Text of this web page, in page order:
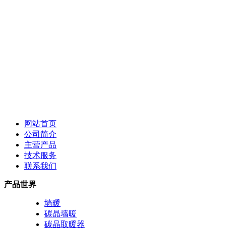
网站首页
公司简介
主营产品
技术服务
联系我们
产品世界
墙暖
碳晶墙暖
碳晶取暖器